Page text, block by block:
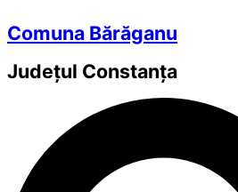
Comuna Bărăganu
Județul Constanța